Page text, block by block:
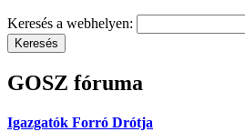
Keresés a webhelyen:
GOSZ fóruma
Igazgatók Forró Drótja